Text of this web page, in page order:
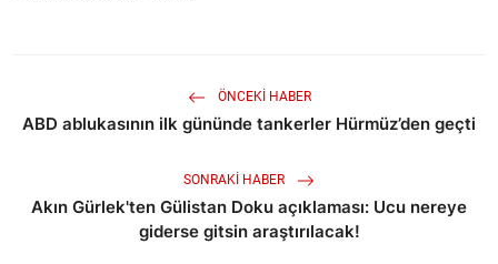
ÖNCEKI HABER
ABD ablukasının ilk gününde tankerler Hürmüz’den geçti
SONRAKI HABER
Akın Gürlek'ten Gülistan Doku açıklaması: Ucu nereye
giderse gitsin araştırılacak!